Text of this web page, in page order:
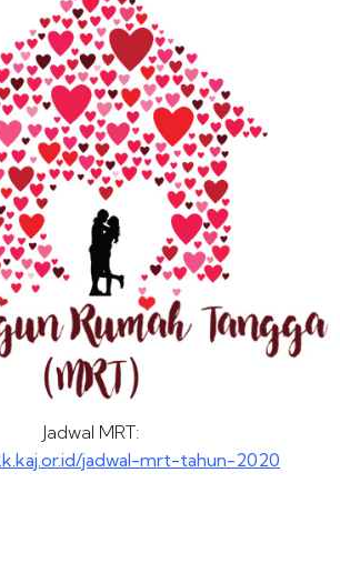
Jadwal MRT:
jadwal-mrt-tahun-2020